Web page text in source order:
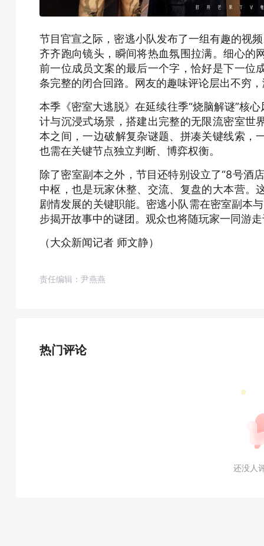
节目官宣之际，密逃小队发布了一组有趣的视
齐齐跑向镜头，瞬间将热血氛围拉满。细心的
前一位成员文案的最后一个字，恰好是下一位
条完整的闭合回路。网友的趣味评论层出不穷
本季《密室大逃脱》在延续往季“烧脑解谜”核
计与沉浸式场景，搭建出完整的无限流密室世
本之间，一边破解复杂谜题、拼凑关键线索，
也需在关键节点独立判断、博弈权衡。
除了密室副本之外，节目还特别设立了“8号酒
中枢，也是玩家休整、交流、复盘的大本营。
剧情发展的关键职能。密逃小队需在密室副本
步揭开故事中的谜团。观众也将随玩家一同游
（大众新闻记者 师文静）
责任编辑：尹燕燕
热门评论
还没人